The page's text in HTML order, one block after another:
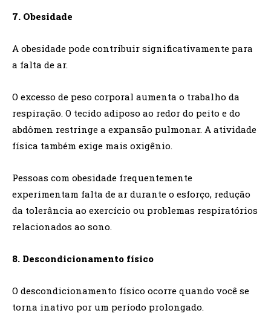
7. Obesidade
A obesidade pode contribuir significativamente para
a falta de ar.
O excesso de peso corporal aumenta o trabalho da
respiração. O tecido adiposo ao redor do peito e do
abdômen restringe a expansão pulmonar. A atividade
física também exige mais oxigênio.
Pessoas com obesidade frequentemente
experimentam falta de ar durante o esforço, redução
da tolerância ao exercício ou problemas respiratórios
relacionados ao sono.
8. Descondicionamento físico
O descondicionamento físico ocorre quando você se
torna inativo por um período prolongado.